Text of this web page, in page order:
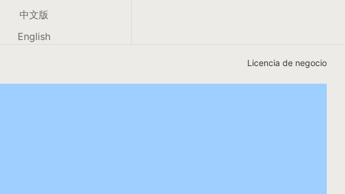
中文版
English
Licencia de negocio